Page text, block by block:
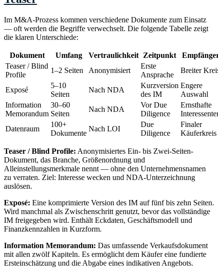
Im M&A-Prozess kommen verschiedene Dokumente zum Einsatz
— oft werden die Begriffe verwechselt. Die folgende Tabelle zeigt
die klaren Unterschiede:
Dokument Umfang Vertraulichkeit Zeitpunkt
Teaser / Blind
Profile
1–2 Seiten Anonymisiert
Erste
Ansprache
Breiter
Exposé
5–10
Seiten
Nach NDA
Kurzversion
des IM
Engere
Auswahl
Information
Memorandum
30–60
Seiten
Nach NDA
Vor Due
Diligence
Ernsthafte
Datenraum
100+
Dokumente
Nach LOI
Due
Diligence
Finaler
Käuferkreis
Teaser / Blind Profile: Anonymisiertes Ein- bis Zwei-Seiten-
Dokument, das Branche, Größenordnung und
Alleinstellungsmerkmale nennt — ohne den Unternehmensnamen
zu verraten. Ziel: Interesse wecken und NDA-Unterzeichnung
auslösen.
Exposé: Eine komprimierte Version des IM auf fünf bis zehn Seiten.
Wird manchmal als Zwischenschritt genutzt, bevor das vollständige
IM freigegeben wird. Enthält Eckdaten, Geschäftsmodell und
Finanzkennzahlen in Kurzform.
Information Memorandum: Das umfassende Verkaufsdokument
mit allen zwölf Kapiteln. Es ermöglicht dem Käufer eine fundierte
Ersteinschätzung und die Abgabe eines indikativen Angebots.